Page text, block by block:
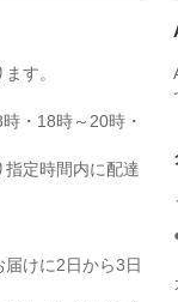
す。
・18時～20時・
定時間内に配達
けに2日から3日